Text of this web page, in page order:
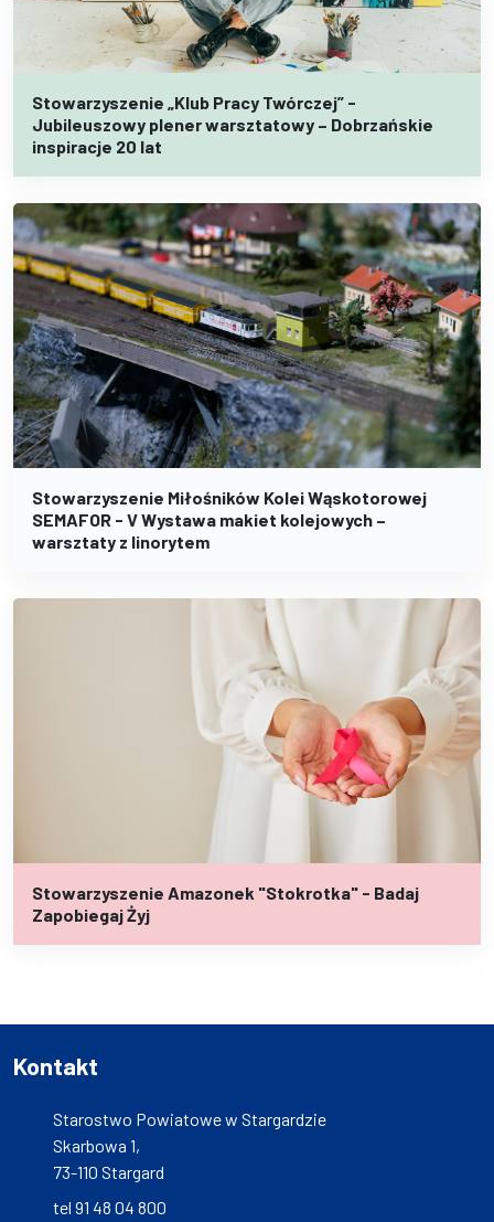
Stowarzyszenie „Klub Pracy Twórczej” -
Jubileuszowy plener warsztatowy – Dobrzańskie
inspiracje 20 lat
Stowarzyszenie Miłośników Kolei Wąskotorowej
SEMAFOR - V Wystawa makiet kolejowych –
warsztaty z linorytem
Stowarzyszenie Amazonek "Stokrotka" - Badaj
Zapobiegaj Żyj
Kontakt
Starostwo Powiatowe w Stargardzie
Skarbowa 1,
73-110 Stargard
tel 91 48 04 800